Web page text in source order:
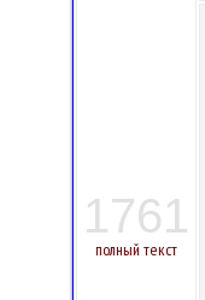
1761
полный текст